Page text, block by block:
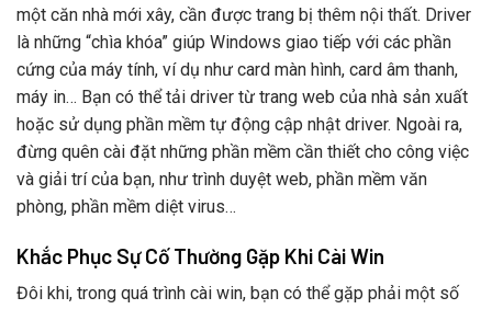
một căn nhà mới xây, cần được trang bị thêm nội thất. Driver
là những “chìa khóa” giúp Windows giao tiếp với các phần
cứng của máy tính, ví dụ như card màn hình, card âm thanh,
máy in… Bạn có thể tải driver từ trang web của nhà sản xuất
hoặc sử dụng phần mềm tự động cập nhật driver. Ngoài ra,
đừng quên cài đặt những phần mềm cần thiết cho công việc
và giải trí của bạn, như trình duyệt web, phần mềm văn
phòng, phần mềm diệt virus…
Khắc Phục Sự Cố Thường Gặp Khi Cài Win
Đôi khi, trong quá trình cài win, bạn có thể gặp phải một số